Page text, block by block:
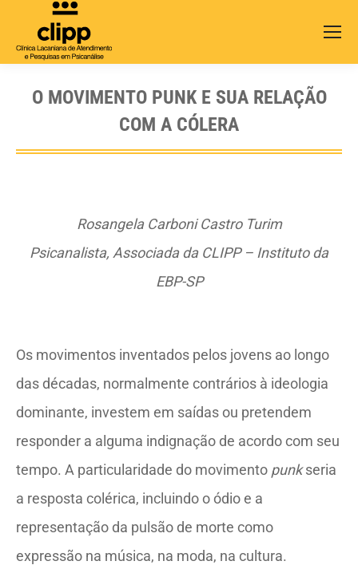
O MOVIMENTO PUNK E SUA RELAÇÃO
COM A CÓLERA
Rosangela Carboni Castro Turim
Psicanalista, Associada da CLIPP – Instituto da
EBP-SP
Os movimentos inventados pelos jovens ao longo
das décadas, normalmente contrários à ideologia
dominante, investem em saídas ou pretendem
responder a alguma indignação de acordo com seu
tempo. A particularidade do movimento punkseria
a resposta colérica, incluindo o ódio e a
representação da pulsão de morte como
expressão na música, na moda, na cultura.